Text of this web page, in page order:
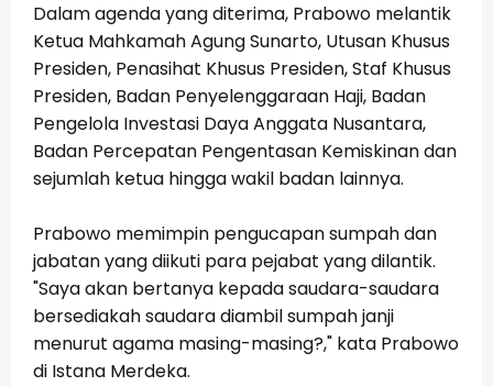
Dalam agenda yang diterima, Prabowo melantik
Ketua Mahkamah Agung Sunarto, Utusan Khusus
Presiden, Penasihat Khusus Presiden, Staf Khusus
Presiden, Badan Penyelenggaraan Haji, Badan
Pengelola Investasi Daya Anggata Nusantara,
Badan Percepatan Pengentasan Kemiskinan dan
sejumlah ketua hingga wakil badan lainnya.
Prabowo memimpin pengucapan sumpah dan
jabatan yang diikuti para pejabat yang dilantik.
"Saya akan bertanya kepada saudara-saudara
bersediakah saudara diambil sumpah janji
menurut agama masing-masing?," kata Prabowo
di Istana Merdeka.